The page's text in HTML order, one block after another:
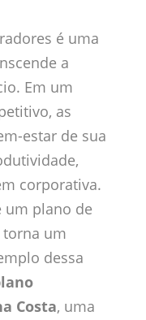
é uma
a
Em um
as
estar de sua
corporativa.
um plano de
torna um
dessa
Costa, uma